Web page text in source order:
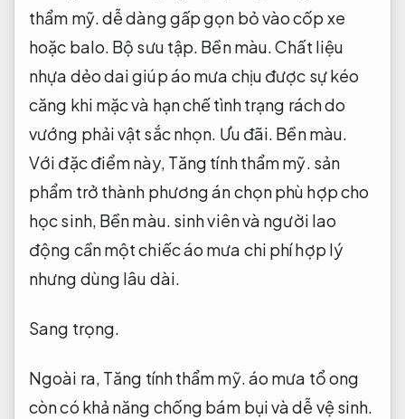
thẩm mỹ. dễ dàng gấp gọn bỏ vào cốp xe
hoặc balo. Bộ sưu tập. Bền màu. Chất liệu
nhựa dẻo dai giúp áo mưa chịu được sự kéo
căng khi mặc và hạn chế tình trạng rách do
vướng phải vật sắc nhọn. Ưu đãi. Bền màu.
Với đặc điểm này, Tăng tính thẩm mỹ. sản
phẩm trở thành phương án chọn phù hợp cho
học sinh, Bền màu. sinh viên và người lao
động cần một chiếc áo mưa chi phí hợp lý
nhưng dùng lâu dài.
Sang trọng.
Ngoài ra, Tăng tính thẩm mỹ.áo mưa tổ ong
còn có khả năng chống bám bụi và dễ vệ sinh.